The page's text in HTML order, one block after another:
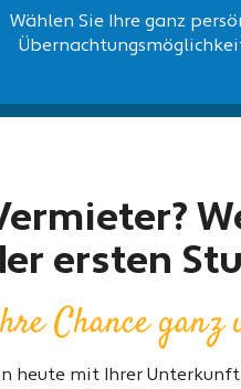
Wählen Sie Ihre ganz
ersten
Chance
heute mit Ihrer